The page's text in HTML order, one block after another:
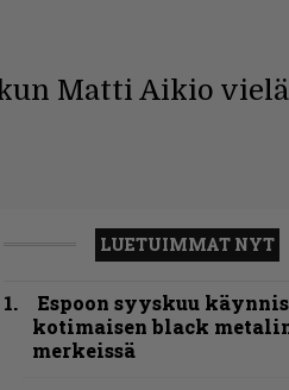
Matti Aikio vielä
LUETUIMMAT NYT
Espoon syyskuu
kotimaisen black
merkeissä